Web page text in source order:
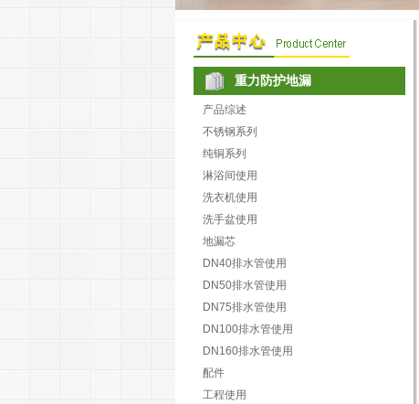
重力防护地漏
产品综述
不锈钢系列
纯铜系列
淋浴间使用
洗衣机使用
洗手盆使用
地漏芯
DN40排水管使用
DN50排水管使用
DN75排水管使用
DN100排水管使用
DN160排水管使用
配件
工程使用